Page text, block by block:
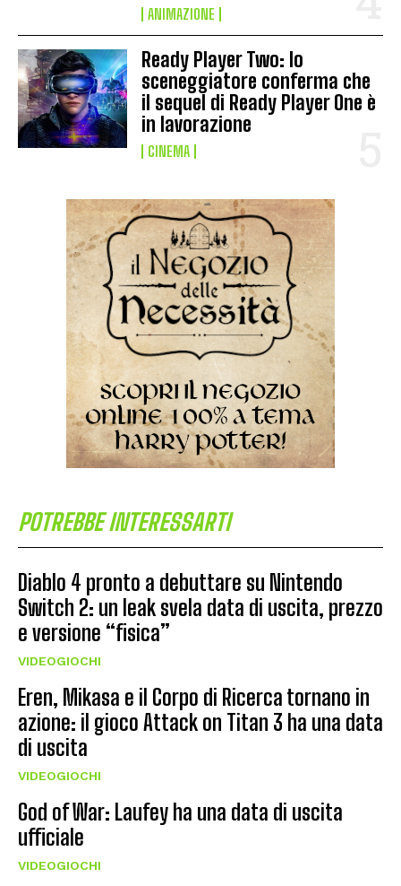
ANIMAZIONE
Ready Player Two: lo
sceneggiatore conferma che
il sequel di Ready Player One è
in lavorazione
CINEMA
POTREBBE INTERESSARTI
Diablo 4 pronto a debuttare su Nintendo
Switch 2: un leak svela data di uscita, prezzo
e versione “fisica”
VIDEOGIOCHI
Eren, Mikasa e il Corpo di Ricerca tornano in
azione: il gioco Attack on Titan 3 ha una data
di uscita
VIDEOGIOCHI
God of War: Laufey ha una data di uscita
ufficiale
VIDEOGIOCHI